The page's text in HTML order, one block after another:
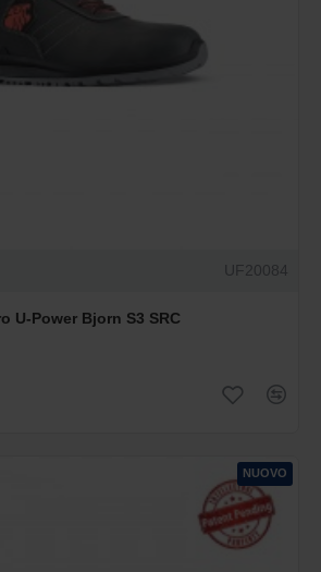
UF20084
U-Power Bjorn S3 SRC
NUOVO